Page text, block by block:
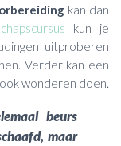
kan dan
kun je
uitproberen
Verder kan een
wonderen doen.
beurs
maar